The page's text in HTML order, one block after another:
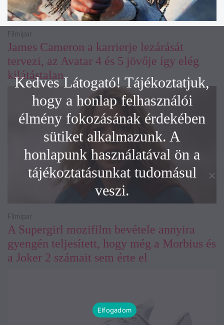
James Cameron a karrierje lezárását
tervezi, az Avatar 4 és 5 jövője így elég
kilátástalan
Filmipar
A Supergirl mozifilm bevétele annyira
gyengén teljesített, hogy még a Morbius és
a Joker 2 számait sem érte el
Filmipar
Kedves Látogató! Tájékoztatjuk,
hogy a honlap felhasználói
élmény fokozásának érdekében
sütiket alkalmazunk. A
honlapunk használatával ön a
tájékoztatásunkat tudomásul
veszi.
Elfogadom